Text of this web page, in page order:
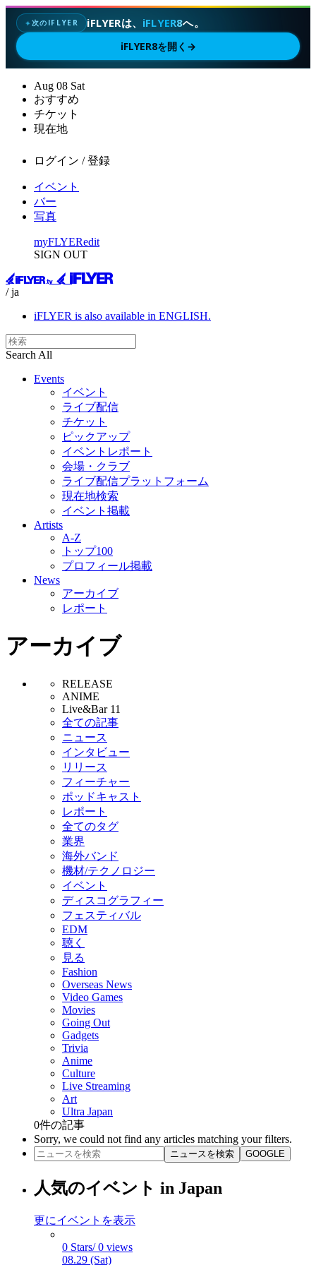
✦次のIFLYER iFLYERは、 iFLYER8へ。
iFLYER8を開く →
Aug 08 Sat
おすすめ
チケット
現在地
ログイン / 登録
イベント
バー
写真
myFLYERedit
SIGN OUT
/ ja
iFLYER is also available in ENGLISH.
Search All
Events
イベント
ライブ配信
チケット
ピックアップ
イベントレポート
会場・クラブ
ライブ配信プラットフォーム
現在地検索
イベント掲載
Artists
A-Z
トップ100
プロフィール掲載
News
アーカイブ
レポート
アーカイブ
RELEASE
ANIME
Live&Bar 11
全ての記事
ニュース
インタビュー
リリース
フィーチャー
ポッドキャスト
レポート
全てのタグ
業界
海外バンド
機材/テクノロジー
イベント
ディスコグラフィー
フェスティバル
EDM
聴く
見る
Fashion
Overseas News
Video Games
Movies
Going Out
Gadgets
Trivia
Anime
Culture
Live Streaming
Art
Ultra Japan
0件の記事
Sorry, we could not find any articles matching your filters.
ニュースを検索 GOOGLE
人気のイベント in Japan
更にイベントを表示
0 Stars/ 0 views
08.29 (Sat)